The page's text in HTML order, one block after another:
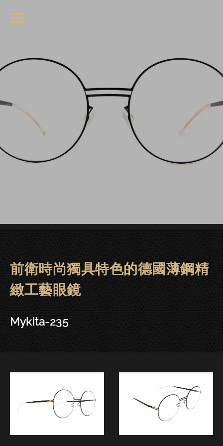
Mykita眼鏡 | 大安－Mykita-235
前衛時尚獨具特色的德國薄鋼精
緻工藝眼鏡
Mykita-235